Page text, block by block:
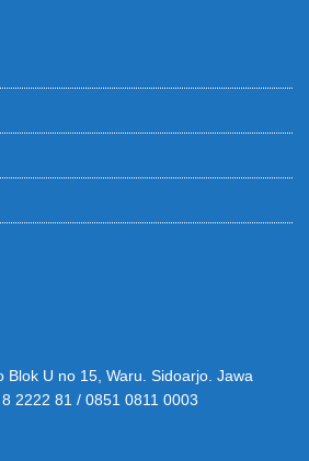
Blok U no 15, Waru. Sidoarjo. Jawa
2222 81 / 0851 0811 0003